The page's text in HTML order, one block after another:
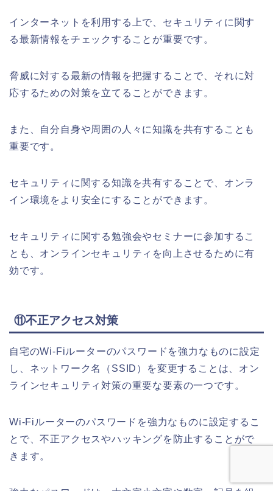
インターネットを利用する上で、セキュリティに関す
る最新情報をチェックすることが重要です。
脅威に対する最新の情報を把握することで、それに対
応するための対策を立てることができます。
また、自分自身や周囲の人々に知識を共有することも
重要です。
セキュリティに関する知識を共有することで、オンラ
イン環境をより安全にすることができます。
セキュリティに関する勉強会やセミナーに参加するこ
とも、オンラインセキュリティを向上させるために有
効です。
⑪不正アクセス対策
自宅のWi-Fiルーターのパスワードを強力なものに設定
し、ネットワーク名（SSID）を変更することは、オン
ラインセキュリティ対策の重要な要素の一つです。
Wi-Fiルーターのパスワードを強力なものに設定するこ
とで、不正アクセスやハッキングを防止することがで
きます。